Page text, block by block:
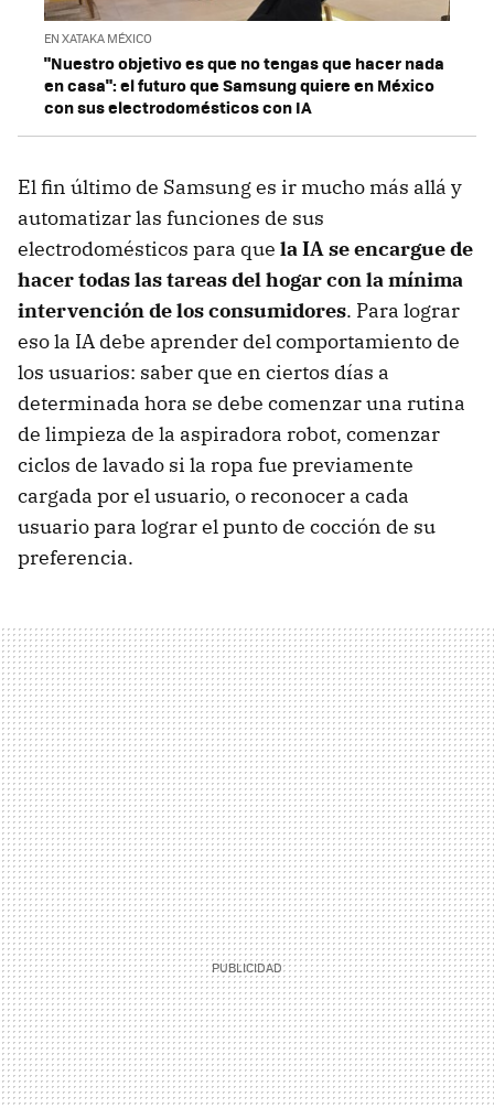
EN XATAKA MÉXICO
"Nuestro objetivo es que no tengas que hacer nada
en casa": el futuro que Samsung quiere en México
con sus electrodomésticos con IA
El fin último de Samsung es ir mucho más allá y
automatizar las funciones de sus
electrodomésticos para que la IA se encargue de
hacer todas las tareas del hogar con la mínima
intervención de los consumidores. Para lograr
eso la IA debe aprender del comportamiento de
los usuarios: saber que en ciertos días a
determinada hora se debe comenzar una rutina
de limpieza de la aspiradora robot, comenzar
ciclos de lavado si la ropa fue previamente
cargada por el usuario, o reconocer a cada
usuario para lograr el punto de cocción de su
preferencia.